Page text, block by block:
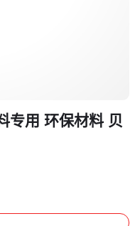
专用 环保材料 贝